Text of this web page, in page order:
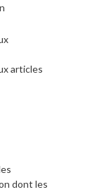
articles
dont les